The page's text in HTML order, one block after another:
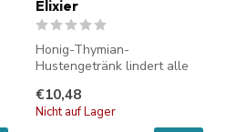
Elixier
Honig-Thymian-
Hustengetränk lindert alle
trockenem Hus...
€10,48
Nicht auf Lager